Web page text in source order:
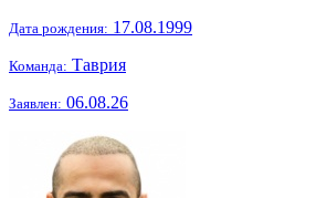
Дата рождения: 17.08.1999
Команда: Таврия
Заявлен: 06.08.26